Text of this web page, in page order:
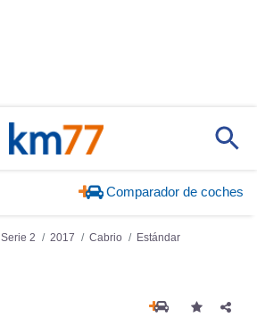
Comparador de coches
Serie 2 2017 Cabrio
Estándar